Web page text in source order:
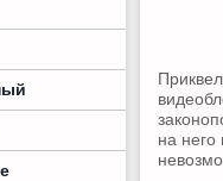
на него